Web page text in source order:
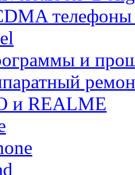
и
и REALME